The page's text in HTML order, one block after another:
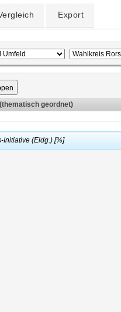
Export
geordnet)
Initiative (Eidg.) [%]